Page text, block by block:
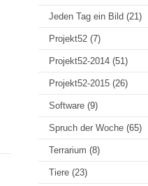
Jeden Tag ein Bild (21)
Projekt52 (7)
Projekt52-2014 (51)
Projekt52-2015 (26)
Software (9)
Spruch der Woche (65)
Terrarium (8)
Tiere (23)